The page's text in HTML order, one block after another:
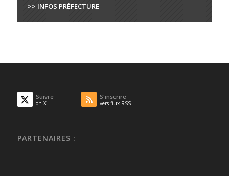
>> INFOS PRÉFECTURE
Suivre
on X
S'inscrire
vers flux RSS
PARTENAIRES :